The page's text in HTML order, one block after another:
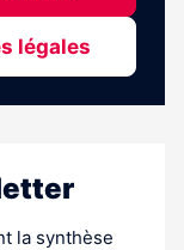
légales
la synthèse